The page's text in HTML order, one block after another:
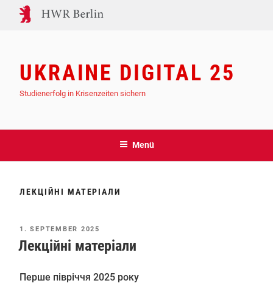
Inhalt
UKRAINE DIGITAL 25
Studienerfolg in Krisenzeiten sichern
Menü
ЛЕКЦІЙНІ МАТЕРІАЛИ
VERÖFFENTLICHT
AM
1. SEPTEMBER 2025
Лекційні матеріали
Перше півріччя 2025 року